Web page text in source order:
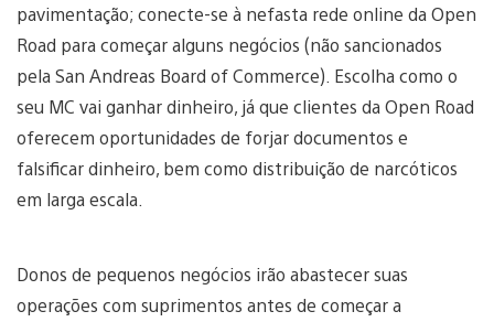
pavimentação; conecte-se à nefasta rede online da Open
Road para começar alguns negócios (não sancionados
pela San Andreas Board of Commerce). Escolha como o
seu MC vai ganhar dinheiro, já que clientes da Open Road
oferecem oportunidades de forjar documentos e
falsificar dinheiro, bem como distribuição de narcóticos
em larga escala.
Donos de pequenos negócios irão abastecer suas
operações com suprimentos antes de começar a